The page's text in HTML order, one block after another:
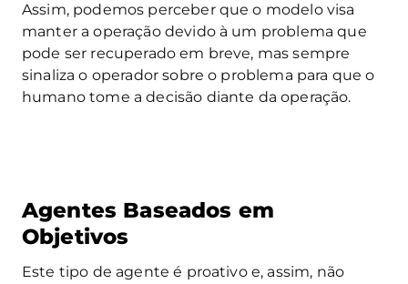
Assim, podemos perceber que o modelo visa
manter a operação devido à um problema que
pode ser recuperado em breve, mas sempre
sinaliza o operador sobre o problema para que o
humano tome a decisão diante da operação.
Agentes Baseados em
Objetivos
Este tipo de agente é proativo e, assim, não